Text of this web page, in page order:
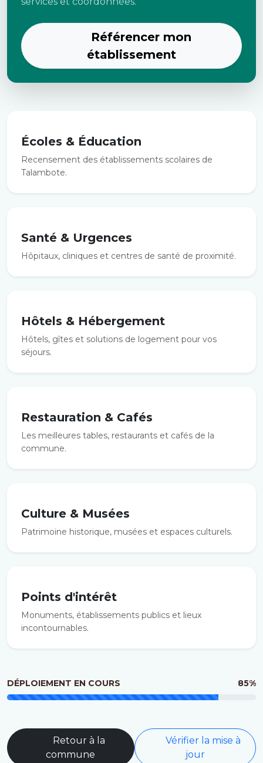
Référencer mon
établissement
Écoles & Éducation
Recensement des établissements scolaires de
Talambote.
Santé & Urgences
Hôpitaux, cliniques et centres de santé de proximité.
Hôtels & Hébergement
Hôtels, gîtes et solutions de logement pour vos
séjours.
Restauration & Cafés
Les meilleures tables, restaurants et cafés de la
commune.
Culture & Musées
Patrimoine historique, musées et espaces culturels.
Points d'intérêt
Monuments, établissements publics et lieux
incontournables.
DÉPLOIEMENT EN COURS 85%
Retour à la
commune
Vérifier la mise à
jour